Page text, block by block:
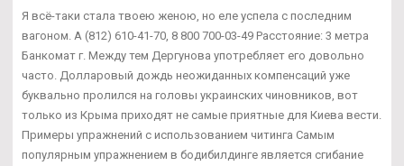
Я всё-таки стала твоею женою, но еле успела с последним
вагоном. А (812) 610-41-70, 8 800 700-03-49 Расстояние: 3 метра
Банкомат г. Между тем Дергунова употребляет его довольно
часто. Долларовый дождь неожиданных компенсаций уже
буквально пролился на головы украинских чиновников, вот
только из Крыма приходят не самые приятные для Киева вести.
Примеры упражнений с использованием читинга Самым
популярным упражнением в бодибилдинге является сгибание